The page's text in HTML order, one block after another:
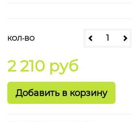
КОЛ-ВО
2 210 руб